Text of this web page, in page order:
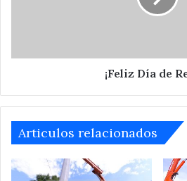
¡Feliz Día de
Articulos relacionados